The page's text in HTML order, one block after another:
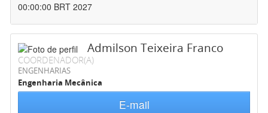
00:00:00 BRT 2027
Admilson Teixeira Franco
COORDENADOR(A)
ENGENHARIAS
Engenharia Mecânica
E-mail